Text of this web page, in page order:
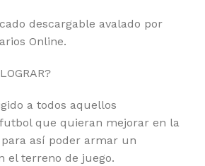
descargable avalado por
Online.
a todos aquellos
que quieran mejorar en la
así poder armar un
el terreno de juego.